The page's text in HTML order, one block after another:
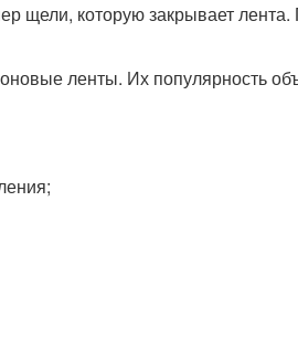
щели, которую закрывает
ленты. Их популярность